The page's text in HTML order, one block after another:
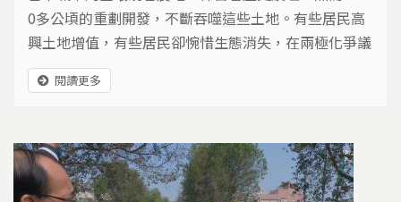
0多公頃的重劃開發，不斷吞噬這些土地。有些居民高
興土地增值，有些居民卻惋惜生態消失，在兩極化爭議
下，台中的未來，該往何處去？
閱讀更多